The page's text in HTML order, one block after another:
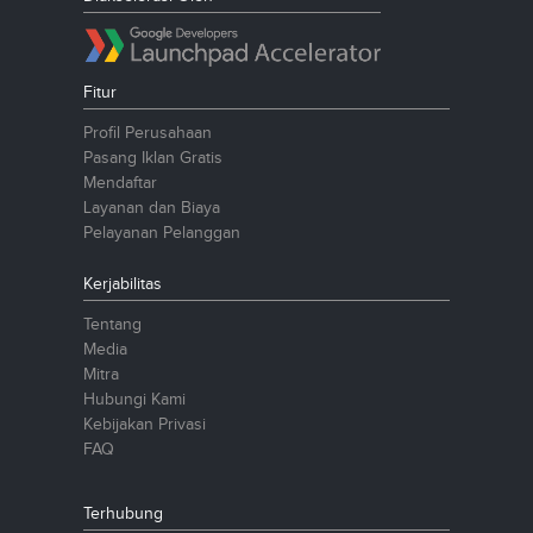
Fitur
Profil Perusahaan
Pasang Iklan Gratis
Mendaftar
Layanan dan Biaya
Pelayanan Pelanggan
Kerjabilitas
Tentang
Media
Mitra
Hubungi Kami
Kebijakan Privasi
FAQ
Terhubung